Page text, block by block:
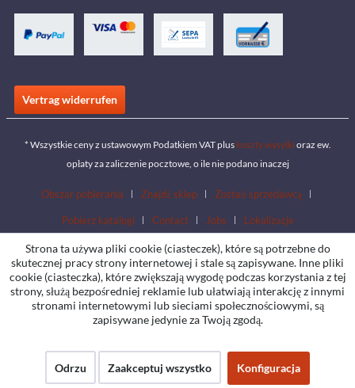
Vertrag widerrufen
* Wszystkie ceny z ustawowym Podatkiem VAT plus koszty wysyłki oraz ew.
opłaty za zaliczenie pocztowe, o ile nie podano inaczej
Obszar pobierania Znajdź sklep Zostań sprzedawcą
Pobierz katalogi Contact Jobs Lokalizacje
Strona ta używa pliki cookie (ciasteczek), które są potrzebne do
skutecznej pracy strony internetowej i stale są zapisywane. Inne pliki
cookie (ciasteczka), które zwiększają wygodę podczas korzystania z tej
strony, służą bezpośredniej reklamie lub ułatwiają interakcję z innymi
stronami internetowymi lub sieciami społecznościowymi, są
zapisywane jedynie za Twoją zgodą.
Odrzu Zaakceptuj wszystko Konfiguracja